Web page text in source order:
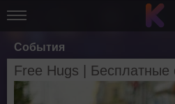
События
Free Hugs |